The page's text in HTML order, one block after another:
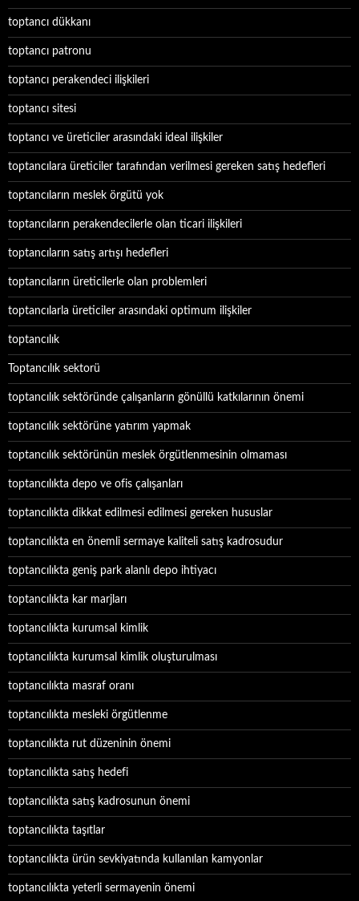
toptancı dükkanı
toptancı patronu
toptancı perakendeci ilişkileri
toptancı sitesi
toptancı ve üreticiler arasındaki ideal ilişkiler
toptancılara üreticiler tarafından verilmesi gereken satış hedefleri
toptancıların meslek örgütü yok
toptancıların perakendecilerle olan ticari ilişkileri
toptancıların satış artışı hedefleri
toptancıların üreticilerle olan problemleri
toptancılarla üreticiler arasındaki optimum ilişkiler
toptancılık
Toptancılık sektorü
toptancılık sektöründe çalışanların gönüllü katkılarının önemi
toptancılık sektörüne yatırım yapmak
toptancılık sektörünün meslek örgütlenmesinin olmaması
toptancılıkta depo ve ofis çalışanları
toptancılıkta dikkat edilmesi edilmesi gereken hususlar
toptancılıkta en önemli sermaye kaliteli satış kadrosudur
toptancılıkta geniş park alanlı depo ihtiyacı
toptancılıkta kar marjları
toptancılıkta kurumsal kimlik
toptancılıkta kurumsal kimlik oluşturulması
toptancılıkta masraf oranı
toptancılıkta mesleki örgütlenme
toptancılıkta rut düzeninin önemi
toptancılıkta satış hedefi
toptancılıkta satış kadrosunun önemi
toptancılıkta taşıtlar
toptancılıkta ürün sevkiyatında kullanılan kamyonlar
toptancılıkta yeterli sermayenin önemi